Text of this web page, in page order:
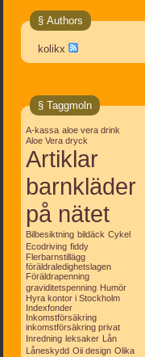
§ Authors
kolikx
§ Taggmoln
A-kassa aloe vera drink
Aloe Vera dryck
Artiklar
barnkläder
på nätet
Bilbesiktning bildäck Cykel
Ecodriving fiddy
Flerbarnstillägg
föräldraledighetslagen
Föräldrapenning
graviditetspenning Humör
Hyra kontor i Stockholm
Indexfonder
Inkomstförsäkring
inkomstförsäkring privat
Inredning leksaker Lån
Låneskydd Oii design Olika